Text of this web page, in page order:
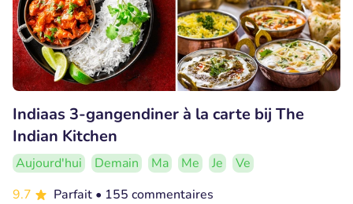
Indiaas 3-gangendiner à la carte bij The
Indian Kitchen
Aujourd'hui Demain Ma Me Je
Ve
9.7
Parfait • 155 commentaires